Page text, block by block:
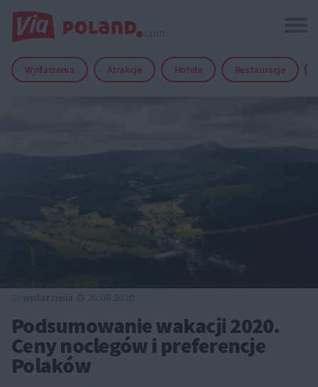
Wydarzenia Atrakcje Hotele Restauracje
Podsumowanie wakacji 2020.
Ceny noclegów i preferencje
Polaków